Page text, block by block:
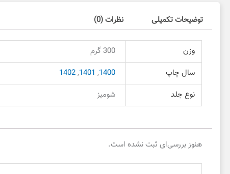
توضیحات تکمیلی نظرات (0)
وزن
300 گرم
سال چاپ
1400
,
1401
,
1402
نوع جلد
شومیز
هنوز بررسی‌ای ثبت نشده است.